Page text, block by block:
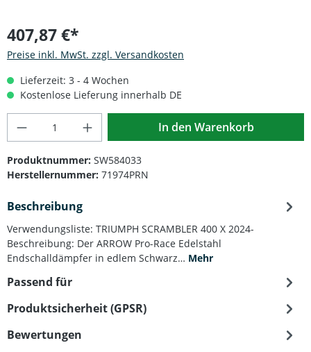
407,87 €*
Preise inkl. MwSt. zzgl. Versandkosten
Lieferzeit: 3 - 4 Wochen
Kostenlose Lieferung innerhalb DE
Produkt Anzahl: Gib den gewünschten
In den Warenkorb
Produktnummer: SW584033
Herstellernummer: 71974PRN
Beschreibung
Verwendungsliste: TRIUMPH SCRAMBLER 400 X 2024-
Beschreibung: Der ARROW Pro-Race Edelstahl
Endschalldämpfer in edlem Schwarz… Mehr
Passend für
Produktsicherheit (GPSR)
Bewertungen